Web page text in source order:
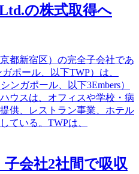
の株式取得へ
都新宿区）の完全子会社であ
ガポール、以下TWP）は、
ンガポール、以下3Embers）
ウスは、オフィスや学校・病
供、レストラン事業、ホテル
ている。TWPは、
会社2社間で吸収